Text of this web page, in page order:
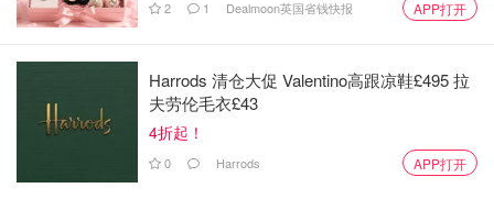
2 1 Dealmoon英国省钱快报 APP打开
Harrods 清仓大促 Valentino高跟凉鞋£495 拉
夫劳伦毛衣£43
4折起！
0 Harrods APP打开